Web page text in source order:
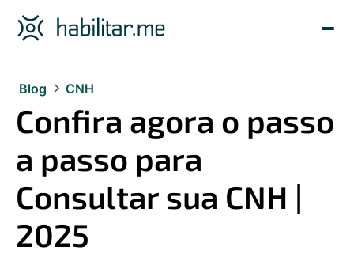
Blog CNH
Confira agora o passo
a passo para
Consultar sua CNH |
2025